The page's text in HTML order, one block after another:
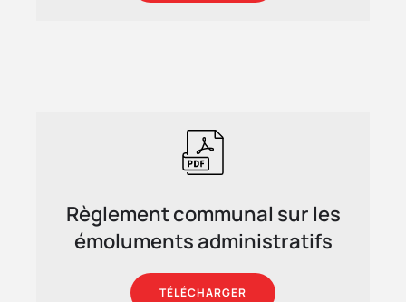
Règlement communal sur les
émoluments administratifs
TÉLÉCHARGER